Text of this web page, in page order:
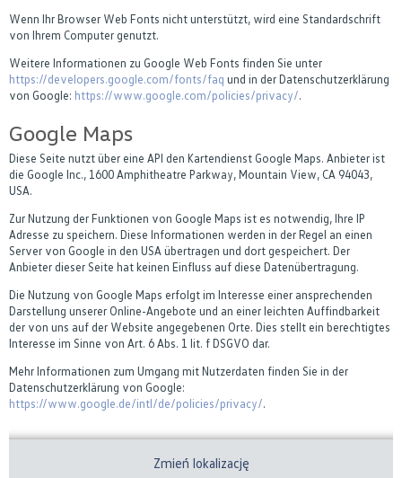
Wenn Ihr Browser Web Fonts nicht unterstützt, wird eine Standardschrift
von Ihrem Computer genutzt.
Weitere Informationen zu Google Web Fonts finden Sie unter
https://developers.google.com/fonts/faq und in der Datenschutzerklärung
von Google: https://www.google.com/policies/privacy/.
Google Maps
Diese Seite nutzt über eine API den Kartendienst Google Maps. Anbieter ist
die Google Inc., 1600 Amphitheatre Parkway, Mountain View, CA 94043,
USA.
Zur Nutzung der Funktionen von Google Maps ist es notwendig, Ihre IP
Adresse zu speichern. Diese Informationen werden in der Regel an einen
Server von Google in den USA übertragen und dort gespeichert. Der
Anbieter dieser Seite hat keinen Einfluss auf diese Datenübertragung.
Die Nutzung von Google Maps erfolgt im Interesse einer ansprechenden
Darstellung unserer Online-Angebote und an einer leichten Auffindbarkeit
der von uns auf der Website angegebenen Orte. Dies stellt ein berechtigtes
Interesse im Sinne von Art. 6 Abs. 1 lit. f DSGVO dar.
Mehr Informationen zum Umgang mit Nutzerdaten finden Sie in der
Datenschutzerklärung von Google:
https://www.google.de/intl/de/policies/privacy/.
Zmień lokalizację